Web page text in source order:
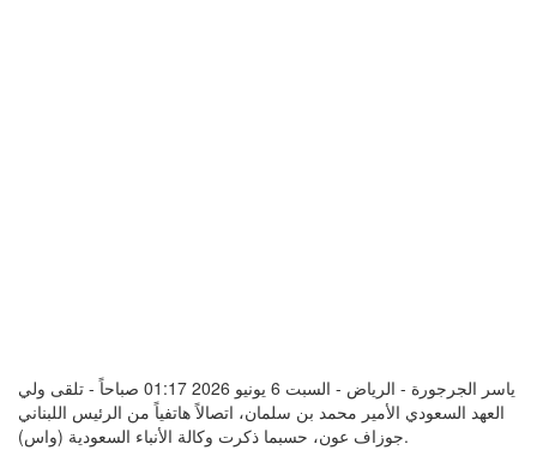
ياسر الجرجورة - الرياض - السبت 6 يونيو 2026 01:17 صباحاً - تلقى ولي
العهد السعودي الأمير محمد بن سلمان، اتصالاً هاتفياً من الرئيس اللبناني
جوزاف عون، حسبما ذكرت وكالة الأنباء السعودية (واس).